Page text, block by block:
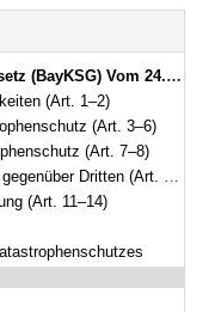
S. 282) BayRS 215-4-1-I (Art. 1–22)
(Art. 1–2)
(Art. 3–6)
(Art. 7–8)
Dritten (Art. 9–10)
(Art. 11–14)